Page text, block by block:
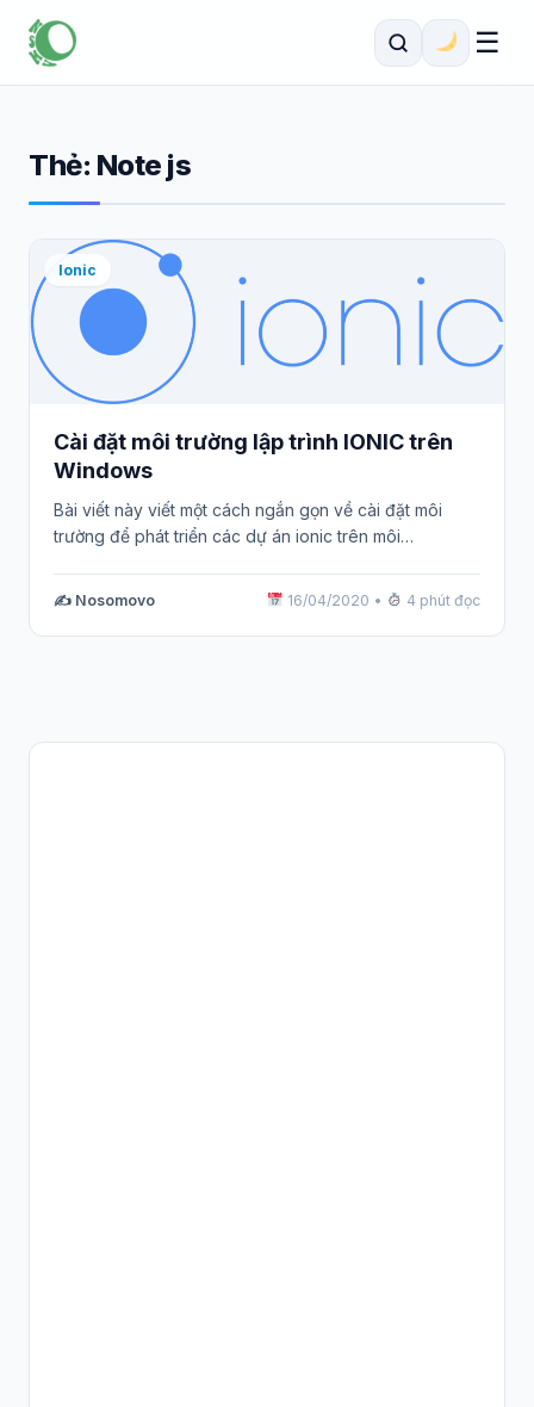
☰
Thẻ: Note js
Ionic
Cài đặt môi trường lập trình IONIC trên
Windows
Bài viết này viết một cách ngắn gọn về cài đặt môi
trường để phát triển các dự án ionic trên môi…
✍️ Nosomovo 16/04/2020 • 4 phút đọc